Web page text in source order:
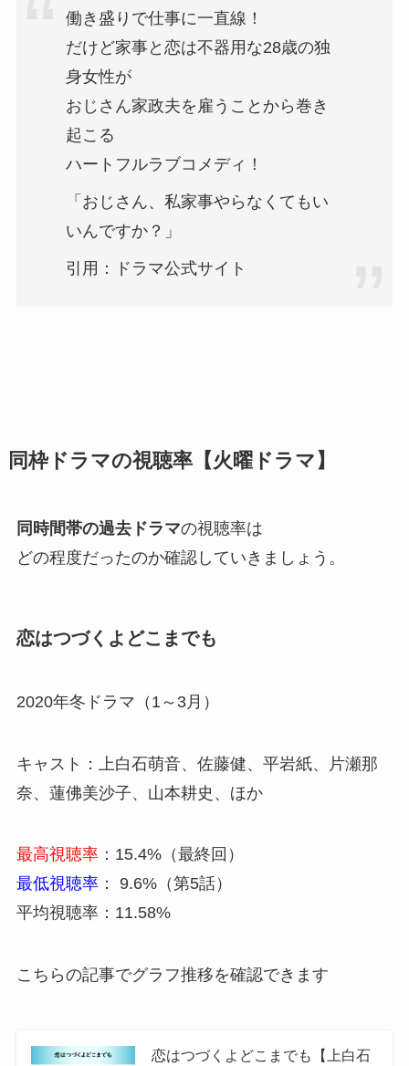
働き盛りで仕事に一直線！
だけど家事と恋は不器用な28歳の独
身女性が
おじさん家政夫を雇うことから巻き
起こる
ハートフルラブコメディ！
「おじさん、私家事やらなくてもい
いんですか？」
引用：ドラマ公式サイト
同枠ドラマの視聴率【火曜ドラマ】
同時間帯の過去ドラマの視聴率は
どの程度だったのか確認していきましょう。
恋はつづくよどこまでも
2020年冬ドラマ（1～3月）
キャスト：上白石萌音、佐藤健、平岩紙、片瀬那
奈、蓮佛美沙子、山本耕史、ほか
最高視聴率：15.4%（最終回）
最低視聴率： 9.6%（第5話）
平均視聴率：11.58%
こちらの記事でグラフ推移を確認できます
恋はつづくよどこまでも【上白石